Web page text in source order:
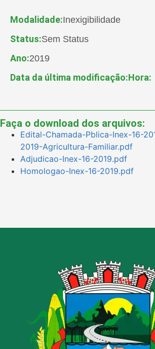
Modalidade:Inexigibilidade
Status:Sem Status
Ano:2019
Data da última modificação:Hora:
Faça o download dos arquivos:
Edital-Chamada-Pblica-Inex-16-
2019-Agricultura-Familiar.pdf
Adjudicao-Inex-16-2019.pdf
Homologao-Inex-16-2019.pdf